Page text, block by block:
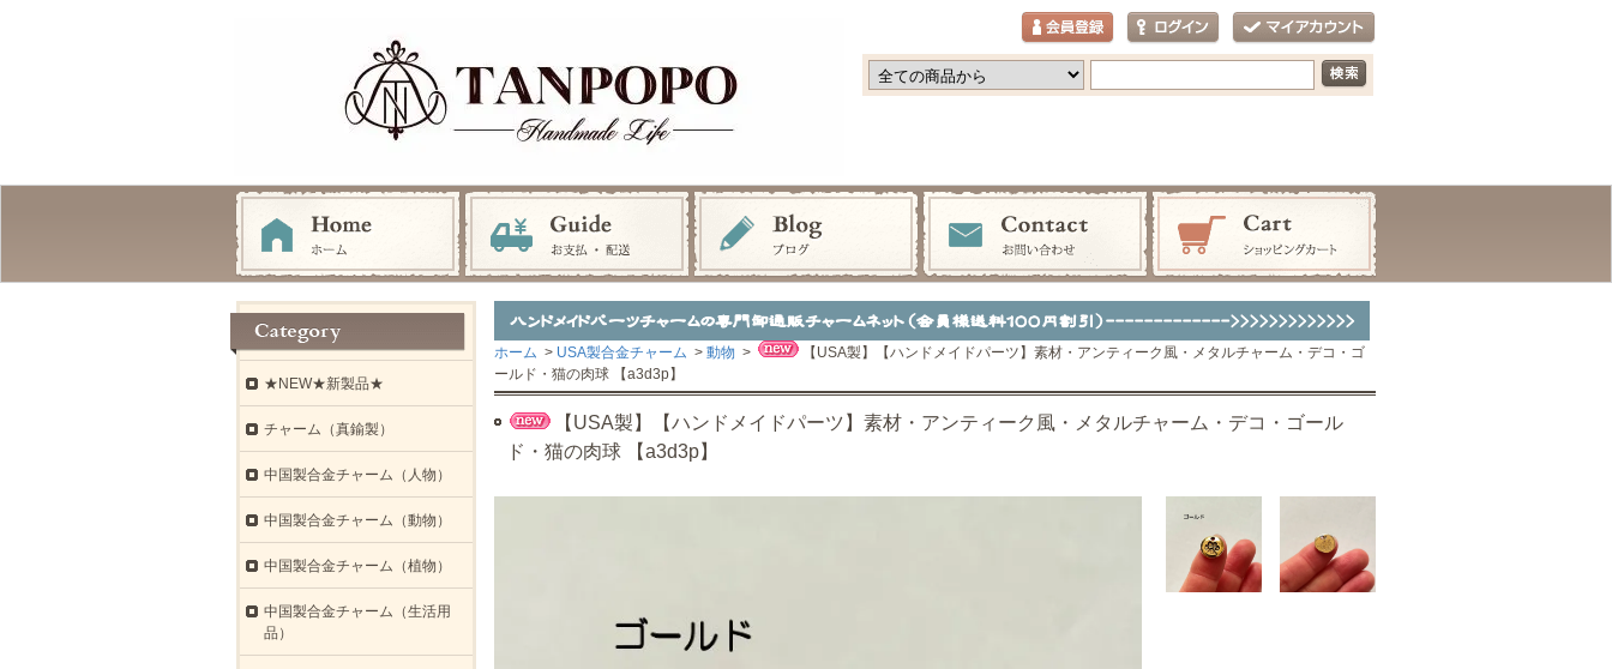
ホーム > USA製合金チャーム > 動物 >
【USA製】【ハンドメイドパーツ】素材・アンティーク風・メタルチャーム・デコ・ゴ
ールド・猫の肉球 【a3d3p】
【USA製】【ハンドメイドパーツ】素材・アンティーク風・メタルチャーム・デコ・ゴール
ド・猫の肉球 【a3d3p】
★NEW★新製品★
チャーム（真鍮製）
中国製合金チャーム（人物）
中国製合金チャーム（動物）
中国製合金チャーム（植物）
中国製合金チャーム（生活用
品）